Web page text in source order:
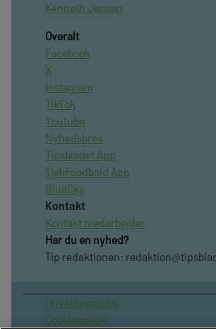
Kenneth Jensen
Overalt
Facebook
X
Instagram
TikTok
Youtube
Nyhedsbrev
Tipsbladet App
TjekFoodbold App
BlueSky
Kontakt
Kontakt medarbejder
Har du en nyhed?
Tip redaktionen:
Privatilvspolitik
Cookiepolitik